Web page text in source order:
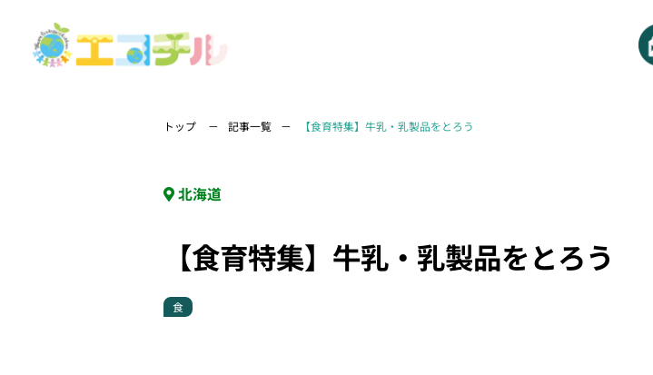
トップ 記事一覧 【食育特集】牛乳・乳製品をとろう
北海道
【食育特集】牛乳・乳製品をとろう
食